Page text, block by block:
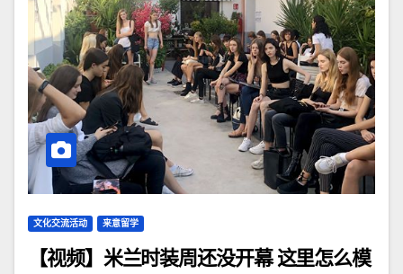
文化交流活动 来意留学
【视频】米兰时装周还没开幕 这里怎么模